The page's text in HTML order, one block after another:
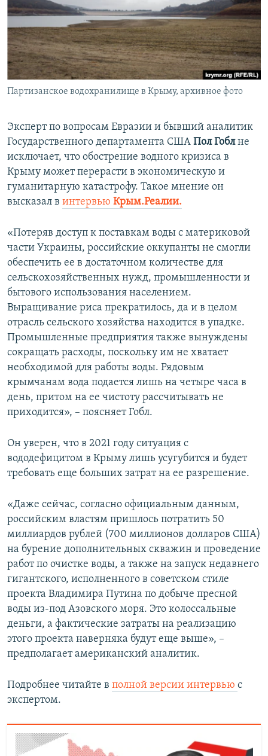
ПОБЕДИТЕЛЕЙ НЕ СУДЯТ?
КРЫМ.НЕПОКОРЕННЫЙ
ELIFBE
УКРАИНСКАЯ ПРОБЛЕМА КРЫМА
ПРИСОЕДИНЯЙТЕСЬ!
Все сайты RFE/RL
Партизанское водохранилище в Крыму, архивное фото
Эксперт по вопросам Евразии и бывший аналитик
Государственного департамента США Пол Гоблне
исключает, что обострение водного кризиса в
Крыму может перерасти в экономическую и
гуманитарную катастрофу. Такое мнение он
высказал в интервью Крым.Реалии.
«Потеряв доступ к поставкам воды с материковой
части Украины, российские оккупанты не смогли
обеспечить ее в достаточном количестве для
сельскохозяйственных нужд, промышленности и
бытового использования населением.
Выращивание риса прекратилось, да и в целом
отрасль сельского хозяйства находится в упадке.
Промышленные предприятия также вынуждены
сокращать расходы, поскольку им не хватает
необходимой для работы воды. Рядовым
крымчанам вода подается лишь на четыре часа в
день, притом на ее чистоту рассчитывать не
приходится», – поясняет Гобл.
Он уверен, что в 2021 году ситуация с
вододефицитом в Крыму лишь усугубится и будет
требовать еще больших затрат на ее разрешение.
«Даже сейчас, согласно официальным данным,
российским властям пришлось потратить 50
миллиардов рублей (700 миллионов долларов США)
на бурение дополнительных скважин и проведение
работ по очистке воды, а также на запуск недавнего
гигантского, исполненного в советском стиле
проекта Владимира Путина по добыче пресной
воды из-под Азовского моря. Это колоссальные
деньги, а фактические затраты на реализацию
этого проекта наверняка будут еще выше», –
предполагает американский аналитик.
Подробнее читайте в полной версии интервью с
экспертом.